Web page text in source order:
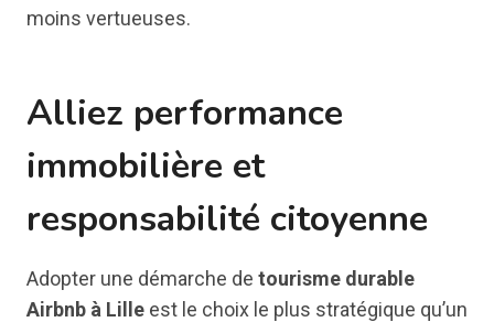
moins vertueuses.
Alliez performance
immobilière et
responsabilité citoyenne
Adopter une démarche de tourisme durable
Airbnb à Lille est le choix le plus stratégique qu’un